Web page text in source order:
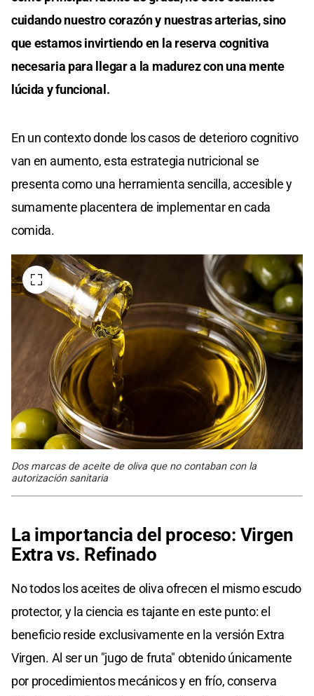
cuidando nuestro corazón y nuestras arterias, sino
que estamos invirtiendo en la reserva cognitiva
necesaria para llegar a la madurez con una mente
lúcida y funcional.
En un contexto donde los casos de deterioro cognitivo
van en aumento, esta estrategia nutricional se
presenta como una herramienta sencilla, accesible y
sumamente placentera de implementar en cada
comida.
Dos marcas de aceite de oliva que no contaban con la
autorización sanitaria
La importancia del proceso: Virgen
Extra vs. Refinado
No todos los aceites de oliva ofrecen el mismo escudo
protector, y la ciencia es tajante en este punto: el
beneficio reside exclusivamente en la versión Extra
Virgen. Al ser un "jugo de fruta" obtenido únicamente
por procedimientos mecánicos y en frío, conserva